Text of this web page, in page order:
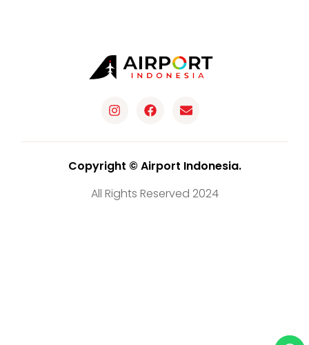
Copyright © Airport Indonesia.
All Rights Reserved 2024